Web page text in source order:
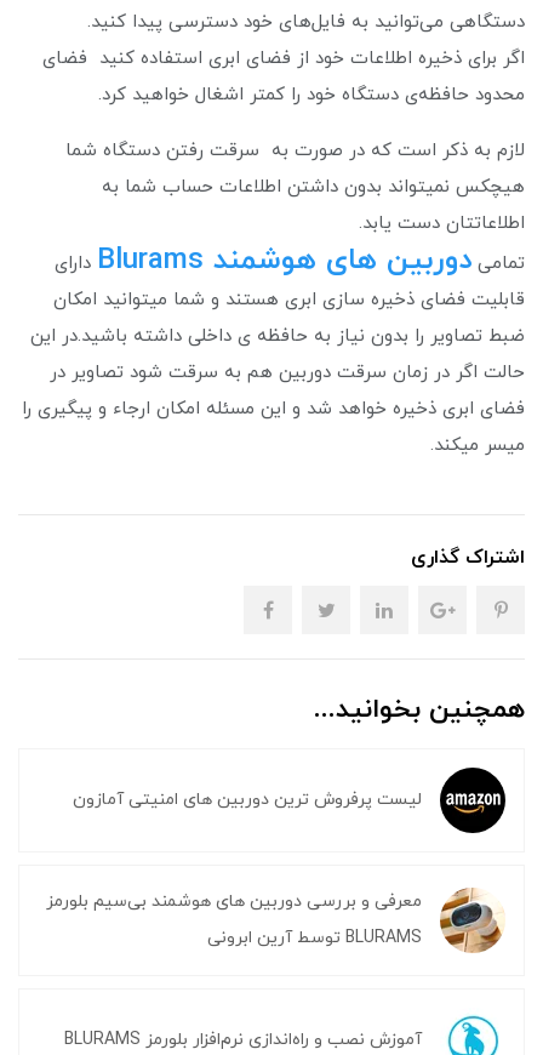
دستگاهی می‌توانید به فایل‌های خود دسترسی پیدا کنید.
اگر برای ذخیره اطلاعات خود از فضای ابری استفاده کنید فضای
محدود حافظه‌ی دستگاه خود را کمتر اشغال خواهید کرد.
لازم به ذکر است که در صورت به سرقت رفتن دستگاه شما
هیچکس نمیتواند بدون داشتن اطلاعات حساب شما به
اطلاعاتتان دست یابد.
تمامی دوربین های هوشمند Blurams
دارای
قابلیت فضای ذخیره سازی ابری هستند و شما میتوانید امکان
ضبط تصاویر را بدون نیاز به حافظه ی داخلی داشته باشید.در این
حالت اگر در زمان سرقت دوربین هم به سرقت شود تصاویر در
فضای ابری ذخیره خواهد شد و این مسئله امکان ارجاء و پیگیری را
میسر میکند.
اشتراک گذاری
همچنین بخوانید...
لیست پرفروش ترین دوربین های امنیتی آمازون
معرفی و بررسی دوربین های هوشمند بی‌سیم بلورمز
BLURAMS توسط آرین ابرونی
آموزش نصب و راه‌اندازی نرم‌افزار بلورمز BLURAMS